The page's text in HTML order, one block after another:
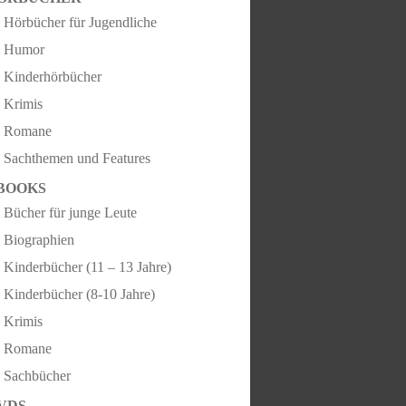
Hörbücher für Jugendliche
Humor
Kinderhörbücher
Krimis
Romane
Sachthemen und Features
Bücher für junge Leute
Biographien
Kinderbücher (11 – 13 Jahre)
Kinderbücher (8-10 Jahre)
Krimis
Romane
Sachbücher